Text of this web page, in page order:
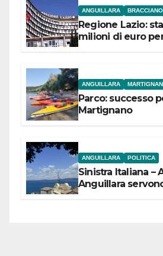
ANGUILLARA BRACCIANO
Regione Lazio:
milioni di euro
ANGUILLARA
Parco: successo
Martignano
ANGUILLARA POLITICA
Sinistra Italiana –
Anguillara